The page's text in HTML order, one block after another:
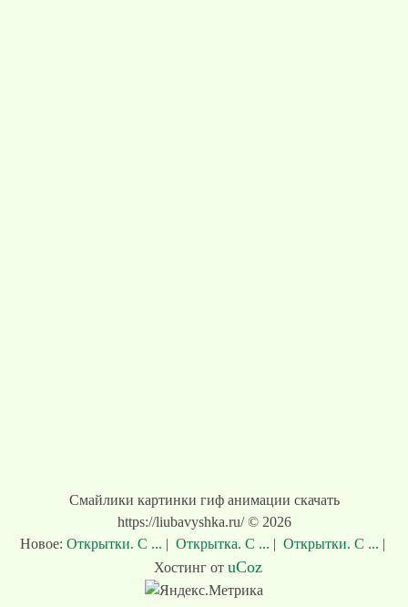
Смайлики картинки гиф анимации скачать
https://liubavyshka.ru/ © 2026
Новое: Открытки. С ... | Открытка. С ... | Открытки. С ... |
Хостинг от uCoz